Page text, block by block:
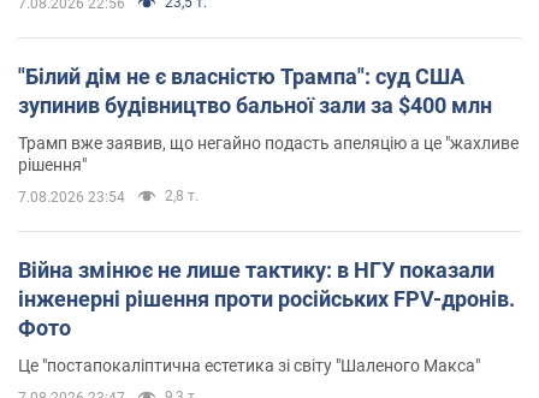
"Білий дім не є власністю Трампа": суд США
зупинив будівництво бальної зали за $400 млн
Трамп вже заявив, що негайно подасть апеляцію а це "жахливе
рішення"
7.08.2026 23:54 2,8 т.
Війна змінює не лише тактику: в НГУ показали
інженерні рішення проти російських FPV-дронів.
Фото
Це "постапокаліптична естетика зі світу "Шаленого Макса"